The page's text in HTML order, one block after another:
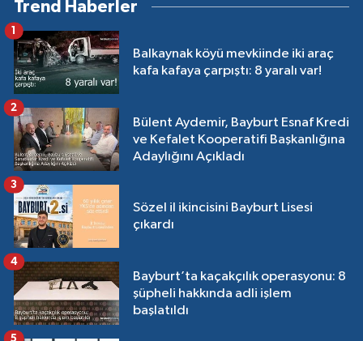
Trend Haberler
Balkaynak köyü mevkiinde iki araç
kafa kafaya çarpıştı: 8 yaralı var!
1
Bülent Aydemir, Bayburt Esnaf Kredi
ve Kefalet Kooperatifi Başkanlığına
Adaylığını Açıkladı
2
Sözel il ikincisini Bayburt Lisesi
çıkardı
3
Bayburt’ta kaçakçılık operasyonu: 8
şüpheli hakkında adli işlem
başlatıldı
4
5